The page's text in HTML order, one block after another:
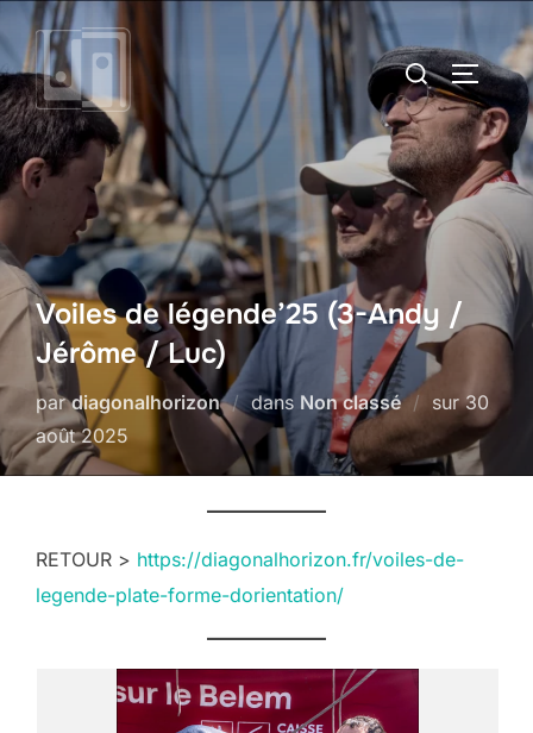
Aller
au
contenu
Rechercher :
Voiles de légende’25 (3-Andy /
Jérôme / Luc)
pardiagonalhorizon dans Non classé surPublié
le
30
août 2025
RETOUR > https://diagonalhorizon.fr/voiles-de-
legende-plate-forme-dorientation/